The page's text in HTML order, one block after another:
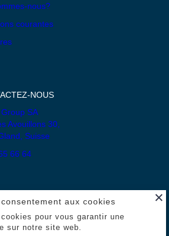
nous?
courantes
NOUS
SA
Avouillons 30,
Suisse
66 64
légales
aux cookies
pour vous garantir une
sur notre site web.